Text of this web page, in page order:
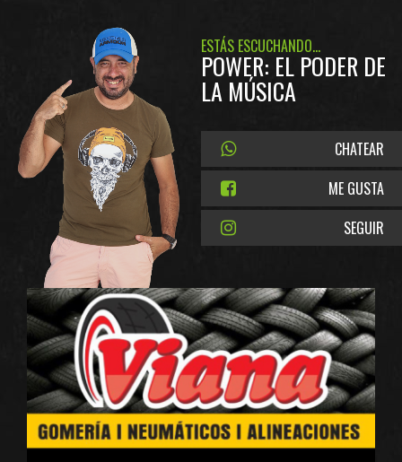
ESTÁS ESCUCHANDO...
POWER: EL PODER DE
LA MÚSICA
CHATEAR
ME GUSTA
SEGUIR